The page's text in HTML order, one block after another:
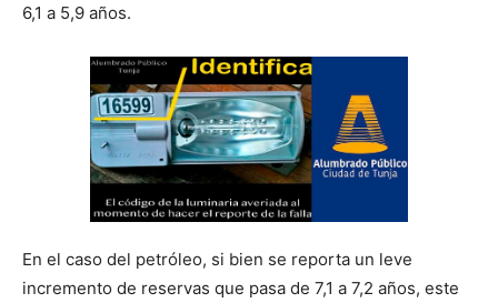
6,1 a 5,9 años.
En el caso del petróleo, si bien se reporta un leve
incremento de reservas que pasa de 7,1 a 7,2 años, este